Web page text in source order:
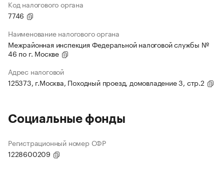
Код налогового органа
7746
Наименование налогового органа
Межрайонная инспекция Федеральной налоговой службы №
46 по г. Москве
Адрес налоговой
125373, г.Москва, Походный проезд, домовладение 3, стр.2
Социальные фонды
Регистрационный номер СФР
1228600209